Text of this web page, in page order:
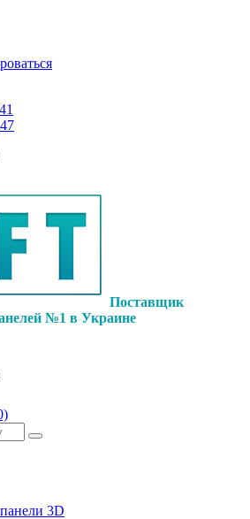
Поставщик
№1 в Украине
3D